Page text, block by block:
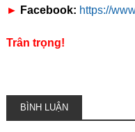
► Facebook: https://
Trân trọng!
BÌNH LUẬN